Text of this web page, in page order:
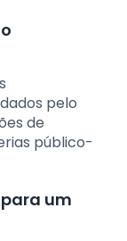
pelo
de
público-
um